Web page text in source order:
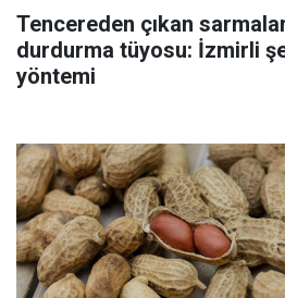
Tencereden çıkan
durdurma tüyosu: İzmirli
yöntemi